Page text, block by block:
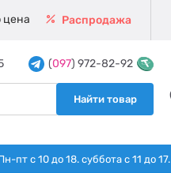
цена Распродажа
(097) 972-82-92
Найти товар
с 10 до 18. суббота с 11 до 17.